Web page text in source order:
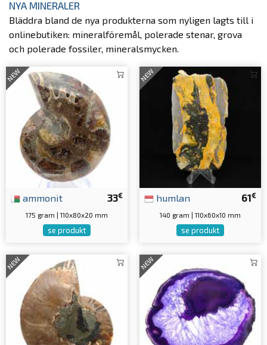
NYA MINERALER
Bläddra bland de nya produkterna som nyligen lagts till i
onlinebutiken: mineralföremål, polerade stenar, grova
och polerade fossiler, mineralsmycken.
NEW
33€
ammonit
175 gram | 110x80x20 mm
se produkt
NEW
61€
humlan
140 gram | 110x60x10 mm
se produkt
NEW NEW